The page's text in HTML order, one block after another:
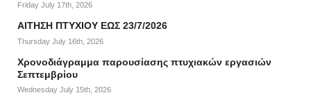
Friday July 17th, 2026
ΑΙΤΗΣΗ ΠΤΥΧΙΟΥ ΕΩΣ 23/7/2026
Thursday July 16th, 2026
Χρονοδιάγραμμα παρουσίασης πτυχιακών εργασιών
Σεπτεμβρίου
Wednesday July 15th, 2026